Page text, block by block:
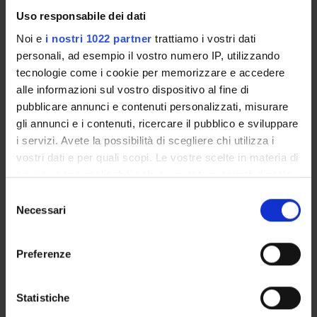
Uso responsabile dei dati
Noi e i nostri 1022 partner trattiamo i vostri dati
personali, ad esempio il vostro numero IP, utilizzando
tecnologie come i cookie per memorizzare e accedere
alle informazioni sul vostro dispositivo al fine di
pubblicare annunci e contenuti personalizzati, misurare
gli annunci e i contenuti, ricercare il pubblico e sviluppare
i servizi. Avete la possibilità di scegliere chi utilizza i
vostri dati e per quali scopi. Le vostre scelte in materia di
privacy sono applicabili solo su questa proprietà digitale
modificare o revocare il proprio consenso in qualsiasi
momento dalla Dichiarazione sui cookie o facendo clic
raccogliere informazioni sulla tua posizione
geografica, con un'approssimazione di qualche
delNecessari
Preferenze
Statistiche
Michele Fiorini
Salvatore Monaco
Collaboratore alla ricerca - Tecnico di Laboratorio
Gianluigi Zanusso
Professore associato
COLLABORATORI ESTERNI
Azienda Ospedaliera Verona Dirigente medico